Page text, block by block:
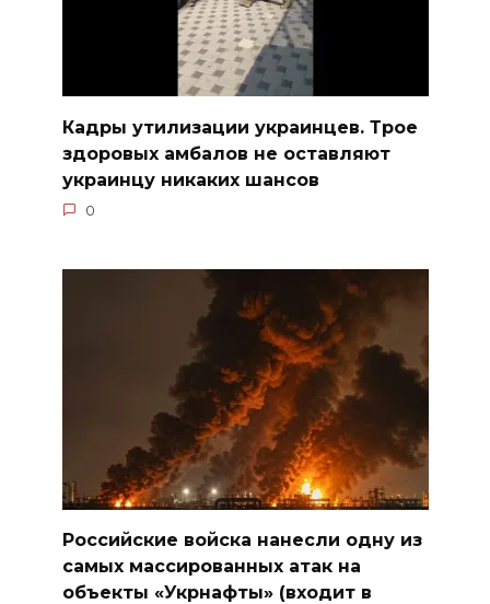
Кадры утилизации украинцев. Трое
здоровых амбалов не оставляют
украинцу никаких шансов
0
Российские войска нанесли одну из
самых массированных атак на
объекты «Укрнафты» (входит в